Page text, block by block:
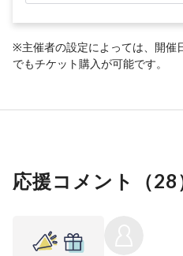
※主催者の設定によっては、開催
でもチケット購入が可能です。
応援コメント（28